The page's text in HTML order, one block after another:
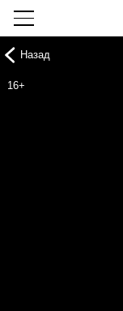
Назад
16+